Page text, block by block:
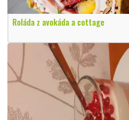
Roláda z avokáda a cottage